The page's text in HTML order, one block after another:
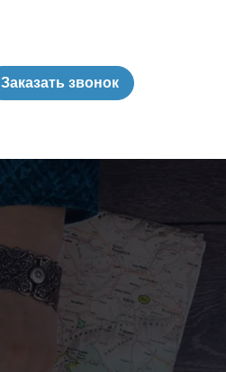
Заказать звонок